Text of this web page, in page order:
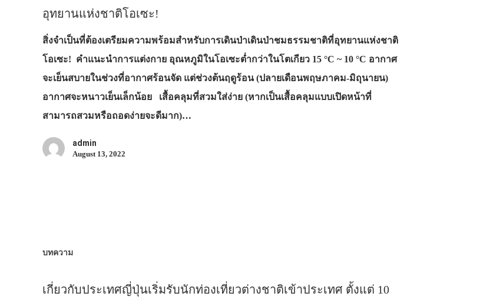
อุทยานแห่งชาติโอเซะ!
สิ่งจำเป็นที่ต้องเตรียมความพร้อมสำหรับการเดินป่าเดินป่าชมธรรมชาติที่อุทยานแห่งชาติ
โอเซะ! คำแนะนำการแต่งกาย อุณหภูมิในโอเซะต่ำกว่าในโตเกียว 15 °C ~ 10 °C อากาศ
จะเย็นสบายในช่วงที่อากาศร้อนจัด แต่ช่วงต้นฤดูร้อน (ปลายเดือนพฤษภาคม-มิถุนายน)
อากาศจะหนาวเย็นเล็กน้อย เสื้อคลุมที่สวมใส่ง่าย (หากเป็นเสื้อคลุมแบบเปิดหน้าที่
สามารถสวมหรือถอดง่ายจะดีมาก)…
admin
August 13, 2022
บทความ
เกี่ยวกับประเทศญี่ปุ่นเริ่มรับนักท่องเที่ยวต่างชาติเข้าประเทศ ตั้งแต่ 10